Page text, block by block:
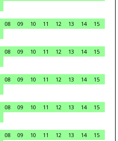
08 09 10 11 12 13 14
15
08 09 10 11 12 13 14
15
08 09 10 11 12 13 14
15
08 09 10 11 12 13 14
15
08 09 10 11 12 13 14
15